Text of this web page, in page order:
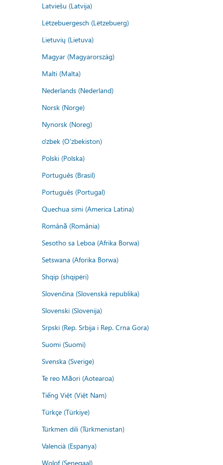
Latviešu (Latvija)
Lëtzebuergesch (Lëtzebuerg)
Lietuvių (Lietuva)
Magyar (Magyarország)
Malti (Malta)
Nederlands (Nederland)
Norsk (Norge)
Nynorsk (Noreg)
o'zbek (O'zbekiston)
Polski (Polska)
Português (Brasil)
Português (Portugal)
Quechua simi (America Latina)
Română (România)
Sesotho sa Leboa (Afrika Borwa)
Setswana (Aforika Borwa)
Shqip (shqipëri)
Slovenčina (Slovenská republika)
Slovenski (Slovenija)
Srpski (Rep. Srbija i Rep. Crna Gora)
Suomi (Suomi)
Svenska (Sverige)
Te reo Māori (Aotearoa)
Tiếng Việt (Việt Nam)
Türkçe (Türkiye)
Türkmen dili (Türkmenistan)
Valencià (Espanya)
Wolof (Senegaal)